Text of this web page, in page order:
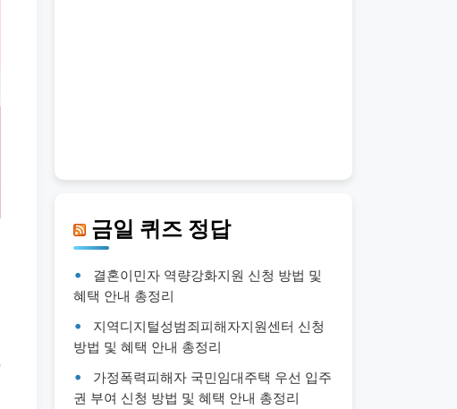
금일 퀴즈 정답
결혼이민자 역량강화지원 신청 방법 및
혜택 안내 총정리
지역디지털성범죄피해자지원센터 신청
방법 및 혜택 안내 총정리
가정폭력피해자 국민임대주택 우선 입주
권 부여 신청 방법 및 혜택 안내 총정리